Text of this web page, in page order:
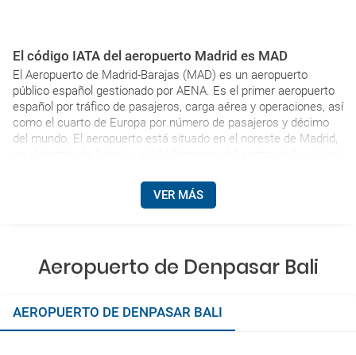
El código IATA del aeropuerto Madrid es MAD
El Aeropuerto de Madrid-Barajas (MAD) es un aeropuerto
público español gestionado por AENA. Es el primer aeropuerto
español por tráfico de pasajeros, carga aérea y operaciones, así
como el cuarto de Europa por número de pasajeros y décimo
del mundo. El aeropuerto está situado en el noreste de Madrid,
VER MÁS
Aeropuerto de Denpasar Bali
AEROPUERTO DE DENPASAR BALI